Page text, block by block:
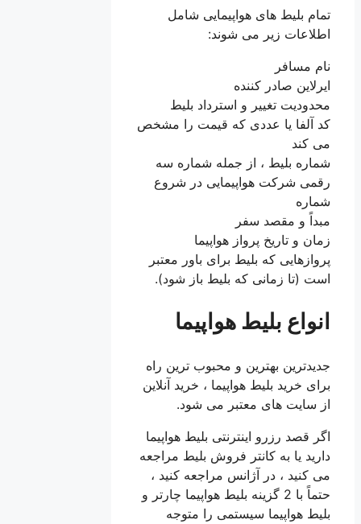
تمام بلیط های هواپیمایی شامل
اطلاعات زیر می شوند:
نام مسافر
ایرلاین صادر کننده
محدودیت تغییر و استرداد بلیط
کد آلفا یا عددی که قیمت را مشخص
می کند
شماره بلیط ، از جمله شماره سه
رقمی شرکت هواپیمایی در شروع
شماره
مبداً و مقصد سفر
زمان و تاریخ پرواز هواپیما
پروازهایی که بلیط برای باور معتبر
است (تا زمانی که بلیط باز شود).
انواع بلیط هواپیما
جدیدترین بهترین و محبوب ترین راه
برای خرید بلیط هواپیما ، خرید آنلاین
از سایت های معتبر می شود.
اگر قصد رزرو اینترنتی بلیط هواپیما
دارید یا به کانتر فروش بلیط مراجعه
می کنید ، در آژانس مراجعه کنید ،
حتماً با 2 گزینه بلیط هواپیما چارتر و
بلیط هواپیما سیستمی را متوجه